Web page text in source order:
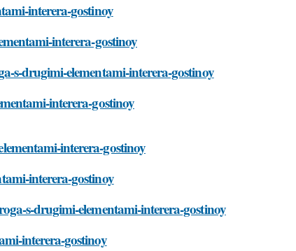
interera-gostinoy
interera-gostinoy
s-drugimi-elementami-interera-gostinoy
interera-gostinoy
interera-gostinoy
interera-gostinoy
s-drugimi-elementami-interera-gostinoy
interera-gostinoy